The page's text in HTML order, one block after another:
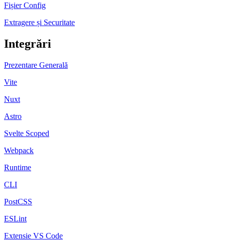
Fișier Config
Extragere și Securitate
Integrări
Prezentare Generală
Vite
Nuxt
Astro
Svelte Scoped
Webpack
Runtime
CLI
PostCSS
ESLint
Extensie VS Code